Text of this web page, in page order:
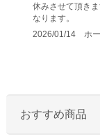
休みさせて頂き
なります。
2026/01/14 ホー
おすすめ商品